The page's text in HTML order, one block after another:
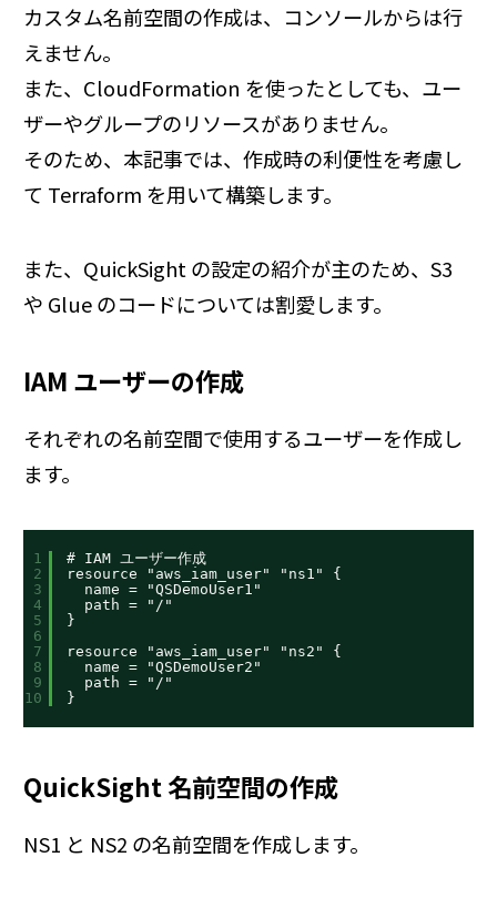
カスタム名前空間の作成は、コンソールからは行
えません。
また、CloudFormation を使ったとしても、ユー
ザーやグループのリソースがありません。
そのため、本記事では、作成時の利便性を考慮し
て Terraform を用いて構築します。
また、QuickSight の設定の紹介が主のため、S3
や Glue のコードについては割愛します。
IAM ユーザーの作成
それぞれの名前空間で使用するユーザーを作成し
ます。
1
2
3
4
5
6
7
8
9
10
# IAM ユーザー作成
resource "aws_iam_user" "ns1" {
name = "QSDemoUser1"
path = "/"
}
resource "aws_iam_user" "ns2" {
name = "QSDemoUser2"
path = "/"
}
QuickSight 名前空間の作成
NS1 と NS2 の名前空間を作成します。